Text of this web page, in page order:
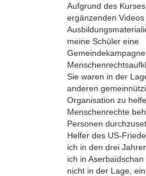
Aufgrund des
ergänzenden
meine Schüler eine
Sie waren in der
anderen
Organisation zu
Menschenrechte
Personen
Helfer des US-
ich in den drei
ich in Aserbaidschan
nicht in der Lage,